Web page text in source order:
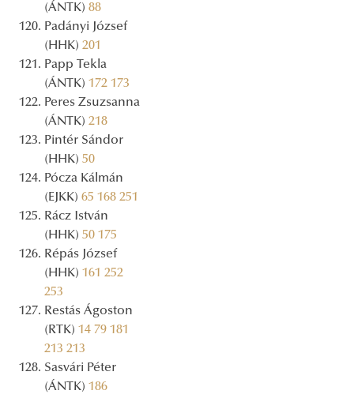
(ÁNTK) 88
Padányi József
(HHK) 201
Papp Tekla
(ÁNTK) 172 173
Peres Zsuzsanna
(ÁNTK) 218
Pintér Sándor
(HHK) 50
Pócza Kálmán
(EJKK) 65 168 251
Rácz István
(HHK) 50 175
Répás József
(HHK) 161 252
253
Restás Ágoston
(RTK) 14 79 181
213 213
Sasvári Péter
(ÁNTK) 186